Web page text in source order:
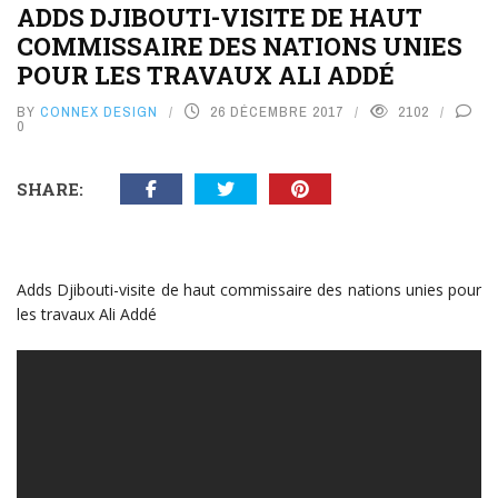
ADDS DJIBOUTI-VISITE DE HAUT
COMMISSAIRE DES NATIONS UNIES
POUR LES TRAVAUX ALI ADDÉ
BY CONNEX DESIGN 26 DÉCEMBRE 2017 2102
0
SHARE:
Adds Djibouti-visite de haut commissaire des nations unies pour
les travaux Ali Addé